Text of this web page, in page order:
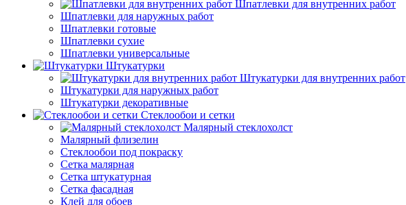
Шпатлевки для внутренних работ
Шпатлевки для наружных работ
Шпатлевки готовые
Шпатлевки сухие
Шпатлевки универсальные
Штукатурки
Штукатурки для внутренних работ
Штукатурки для наружных работ
Штукатурки декоративные
Стеклообои и сетки
Малярный стеклохолст
Малярный флизелин
Стеклообои под покраску
Сетка малярная
Сетка штукатурная
Сетка фасадная
Клей для обоев